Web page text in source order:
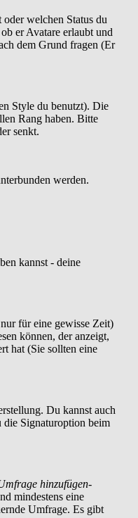
welchen Status du
er Avatare erlaubt und
dem Grund fragen (Er
Style du benutzt). Die
Rang haben. Bitte
senkt.
werden.
kannst - deine
für eine gewisse Zeit)
können, der anzeigt,
hat (Sie sollten eine
Du kannst auch
die Signaturoption beim
hinzufügen-
mindestens eine
Umfrage. Es gibt